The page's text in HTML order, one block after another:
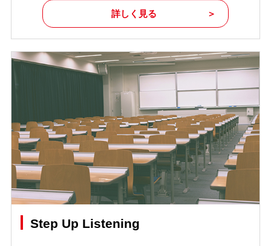
詳しく見る
Step Up Listening